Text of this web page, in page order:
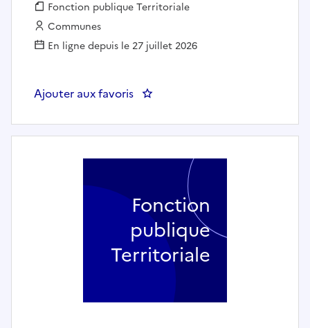
Fonction publique :
Fonction publique Territoriale
Employeur :
Communes
En ligne depuis le 27 juillet 2026
Ajouter aux favoris : Enseignant Artistique -
Fonction
publique
Territoriale